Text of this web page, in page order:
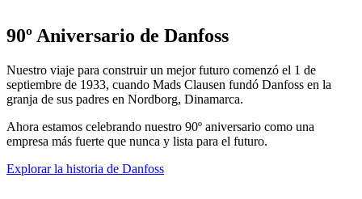
90º Aniversario de Danfoss
Nuestro viaje para construir un mejor futuro comenzó el 1 de
septiembre de 1933, cuando Mads Clausen fundó Danfoss en la
granja de sus padres en Nordborg, Dinamarca.
Ahora estamos celebrando nuestro 90º aniversario como una
empresa más fuerte que nunca y lista para el futuro.
Explorar la historia de Danfoss